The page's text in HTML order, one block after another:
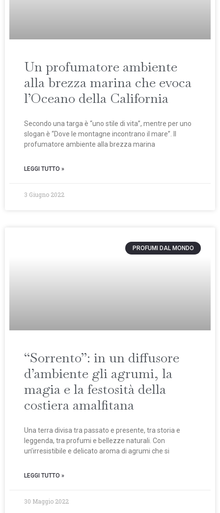
Un profumatore ambiente
alla brezza marina che evoca
l’Oceano della California
Secondo una targa è “uno stile di vita”, mentre per uno
slogan è “Dove le montagne incontrano il mare”. Il
profumatore ambiente alla brezza marina
LEGGI TUTTO »
3 Giugno 2022
PROFUMI DAL MONDO
“Sorrento”: in un diffusore
d’ambiente gli agrumi, la
magia e la festosità della
costiera amalfitana
Una terra divisa tra passato e presente, tra storia e
leggenda, tra profumi e bellezze naturali. Con
un’irresistibile e delicato aroma di agrumi che si
LEGGI TUTTO »
30 Maggio 2022